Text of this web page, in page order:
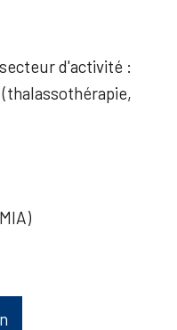
d'activité :